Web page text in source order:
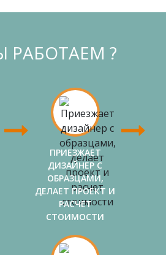
РАБОТАЕМ ?
ПРИЕЗЖАЕТ
ДИЗАЙНЕР С
ОБРАЗЦАМИ,
ДЕЛАЕТ ПРОЕКТ И
РАСЧЕТ
СТОИМОСТИ